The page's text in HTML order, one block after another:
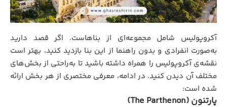
آکروپولیس شامل مجموعه‌ای از بناهاست. اگر قصد دارید
به‌صورت انفرادی و بدون راهنما از این بنا بازدید کنید، بهتر است
نقشه‌ی آکروپولیس را همراه داشته باشید تا به‌راحتی از بخش‌های
مختلف آن دیدن کنید. در ادامه، معرفی مختصری از هر بخش ارائه
شده است:
پارتنون (The Parthenon)